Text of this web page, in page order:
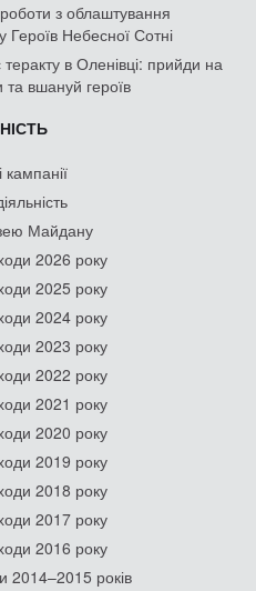
роботи з облаштування
Героїв Небесної Сотні
в Оленівці: прийди на
та вшануй героїв
кампанії
Майдану
2026 року
2025 року
2024 року
2023 року
2022 року
2021 року
2020 року
2019 року
2018 року
2017 року
2016 року
2014–2015 років